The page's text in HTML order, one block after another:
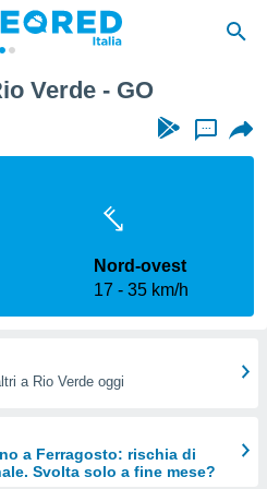
Verde - GO
...
Nord-ovest
17
35 km/h
a Rio Verde oggi
a Ferragosto: rischia di
Svolta solo a fine mese?